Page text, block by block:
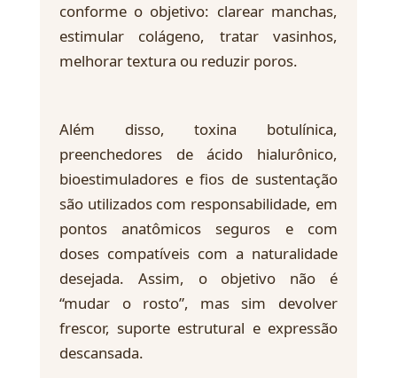
conforme o objetivo: clarear manchas,
estimular colágeno, tratar vasinhos,
melhorar textura ou reduzir poros.
Além disso, toxina botulínica,
preenchedores de ácido hialurônico,
bioestimuladores e fios de sustentação
são utilizados com responsabilidade, em
pontos anatômicos seguros e com
doses compatíveis com a naturalidade
desejada. Assim, o objetivo não é
“mudar o rosto”, mas sim devolver
frescor, suporte estrutural e expressão
descansada.